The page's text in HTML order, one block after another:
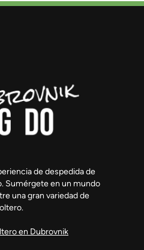
de despedida de
Sumérgete en un mundo
una gran variedad de
en Dubrovnik